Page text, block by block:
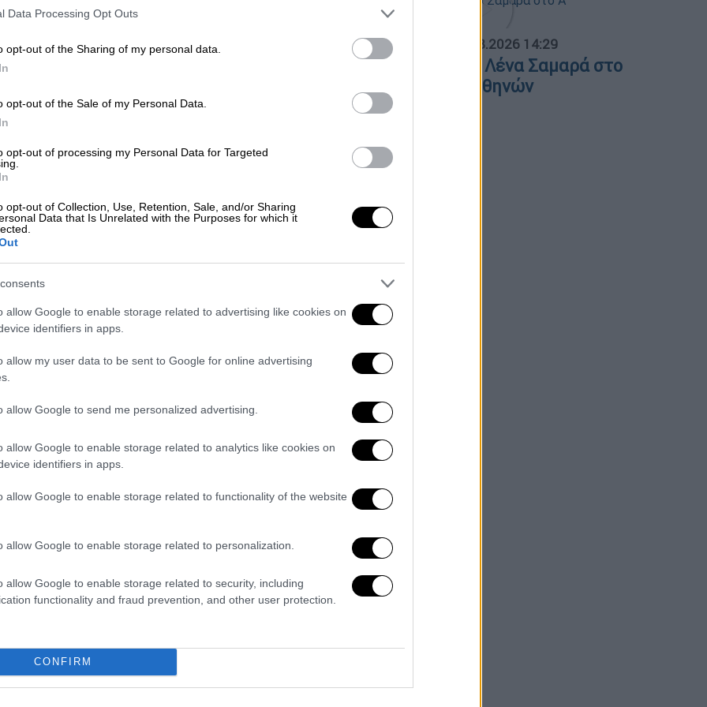
Data Processing Opt Outs
opt-out of the Sharing of my personal data.
opt-out of the Sale of my Personal Data.
opt-out of processing my Personal Data for Targeted
opt-out of Collection, Use, Retention, Sale, and/or Sharing
Data that Is Unrelated with the Purposes for which it
allow Google to enable storage related to advertising like cookies on
identifiers in apps.
allow my user data to be sent to Google for online advertising
allow Google to send me personalized advertising.
allow Google to enable storage related to analytics like cookies on
identifiers in apps.
allow Google to enable storage related to functionality of the website
allow Google to enable storage related to personalization.
allow Google to enable storage related to security, including
functionality and fraud prevention, and other user protection.
CONFIRM
κινήματος τον 20ό αιώνα έφερε στο
εκπροσώπηση και ορατότητα,
Our Network 25.05.2024 13:11
ηθοποιός που ακούγαμε ως
«Στρουμφίτα» στα ’00s (pics)
Μουσική 12.11.2022 17:52
τραγουδοποιός που έγραψε επί
Στρουμφάκια
1.600 τραγούδια κατά τη διάρκεια της
λαμπρής καριέρας του, μεταξύ άλλων
για μια άλλη δημοφιλή σειρά
κινουμένων σχεδίων, το Moomin
Θέατρο|24.12.2021 14:11
Χριστούγεννα με παιδικές
παραστάσεις: Από τη Ρουγγέρη
Γι' άλλη μία χρονιά, η λίστα με τις
θεατρικές παραστάσεις για παιδιά
ΑΠΟΣΠΑΣΜΑΤΑ... 07.08.2026 14:29
Μνημόσυνο για τη Λένα Σαμαρά στο
Α΄ Νεκροταφείο Αθηνών